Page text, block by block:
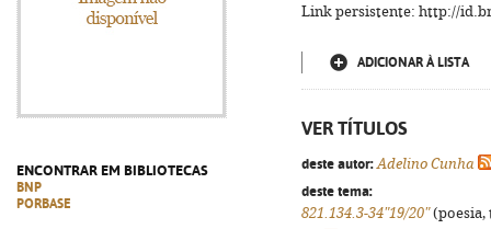
ENCONTRAR EM BIBLIOTECAS
BNP
PORBASE
Link persistente: http://
ADICIONAR À LISTA
VER TÍTULOS
deste autor: Adelino Cunha
deste tema:
821.134.3-34"19/20"(poesia,